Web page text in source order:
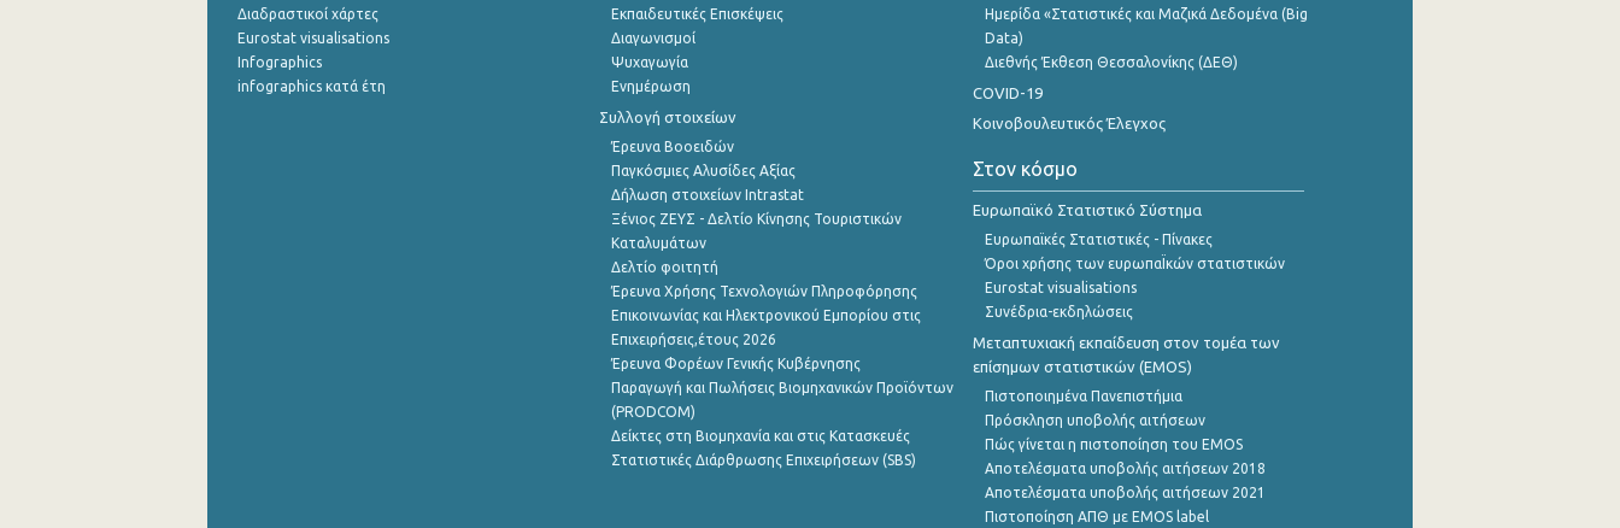
Διαδραστικοί χάρτες
Eurostat visualisations
Infographics
infographics κατά έτη
Εκπαιδευτικές Επισκέψεις
Διαγωνισμοί
Ψυχαγωγία
Ενημέρωση
Συλλογή στοιχείων
Έρευνα Βοοειδών
Παγκόσμιες Αλυσίδες Αξίας
Δήλωση στοιχείων Intrastat
Ξένιος ΖΕΥΣ - Δελτίο Κίνησης Τουριστικών
Καταλυμάτων
Δελτίο φοιτητή
Έρευνα Χρήσης Τεχνολογιών Πληροφόρησης
Επικοινωνίας και Ηλεκτρονικού Εμπορίου στις
Επιχειρήσεις,έτους 2026
Έρευνα Φορέων Γενικής Κυβέρνησης
Παραγωγή και Πωλήσεις Βιομηχανικών Προϊόντων
(PRODCOM)
Δείκτες στη Βιομηχανία και στις Κατασκευές
Στατιστικές Διάρθρωσης Επιχειρήσεων (SBS)
Ημερίδα «Στατιστικές και Μαζικά Δεδομένα (Big
Data)
Διεθνής Έκθεση Θεσσαλονίκης (ΔΕΘ)
COVID-19
Κοινοβουλευτικός Έλεγχος
Στον κόσμο
Ευρωπαϊκό Στατιστικό Σύστημα
Ευρωπαϊκές Στατιστικές - Πίνακες
Όροι χρήσης των ευρωπαΪκών στατιστικών
Eurostat visualisations
Συνέδρια-εκδηλώσεις
Μεταπτυχιακή εκπαίδευση στον τομέα των
επίσημων στατιστικών (EMOS)
Πιστοποιημένα Πανεπιστήμια
Πρόσκληση υποβολής αιτήσεων
Πώς γίνεται η πιστοποίηση του EMOS
Αποτελέσματα υποβολής αιτήσεων 2018
Αποτελέσματα υποβολής αιτήσεων 2021
Πιστοποίηση ΑΠΘ με EMOS label